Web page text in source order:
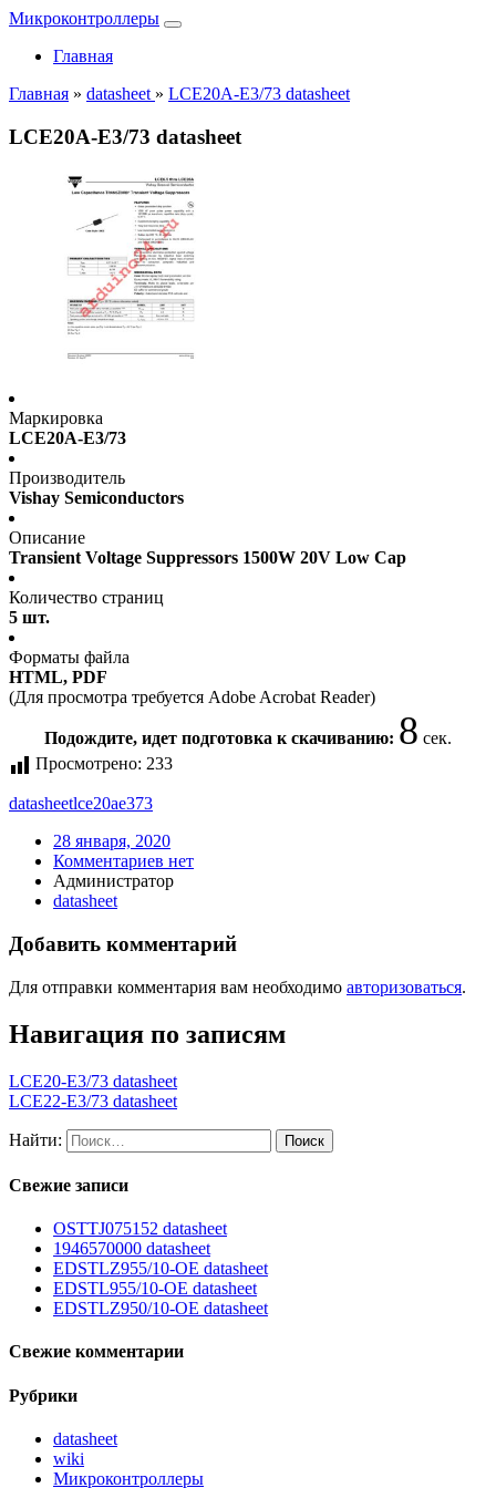
Микроконтроллеры
Главная
Главная » datasheet » LCE20A-E3/73 datasheet
LCE20A-E3/73 datasheet
Маркировка
LCE20A-E3/73
Производитель
Vishay Semiconductors
Описание
Transient Voltage Suppressors 1500W 20V Low Cap
Количество страниц
5 шт.
Форматы файла
HTML, PDF
(Для просмотра требуется Adobe Acrobat Reader)
Подождите, идет подготовка к скачиванию: 8 сек.
Просмотрено: 233
datasheetlce20ae373
28 января, 2020
Комментариев нет
Администратор
datasheet
Добавить комментарий
Для отправки комментария вам необходимо авторизоваться.
Навигация по записям
LCE20-E3/73 datasheet
LCE22-E3/73 datasheet
Найти:
Свежие записи
OSTTJ075152 datasheet
1946570000 datasheet
EDSTLZ955/10-OE datasheet
EDSTL955/10-OE datasheet
EDSTLZ950/10-OE datasheet
Свежие комментарии
Рубрики
datasheet
wiki
Микроконтроллеры